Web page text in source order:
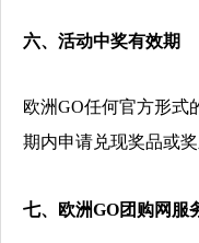
六、活动中奖有效期
欧洲GO任何官方形式
期内申请兑现奖品或
七、欧洲GO团购网服